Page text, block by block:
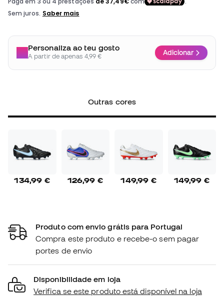
Personaliza ao teu gosto
A partir de apenas 4,99 € Adicionar
Outras cores
134,99 € 126,99 € 149,99 € 149,99 €
Produto com envio grátis para Portugal
Compra este produto e recebe-o sem pagar
portes de envio
Disponibilidade em loja
Verifica se este produto está disponível na loja